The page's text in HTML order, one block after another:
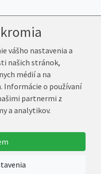
vášho nastavenia a
našich stránok,
médií a na
Informácie o používaní
partnermi z
a analytikov.